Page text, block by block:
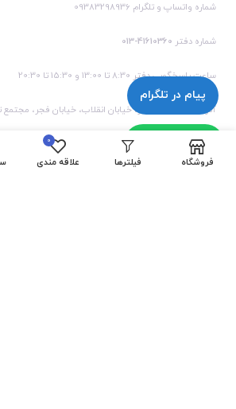
شماره واتساپ و تلگرام 09383298936
شماره دفتر 41610360-013
ساعت پاسخ‌گویی دفتر 8:30 تا 13:00 و 15:30 تا 20:30
آدرس : گیلان، رودسر، خیابان انقلاب، خیابان فجر،
همکف، واحد 1
فروشگاه فیلترها
0
علاقه مندی
پیام در تلگرام
پیام در واتساپ